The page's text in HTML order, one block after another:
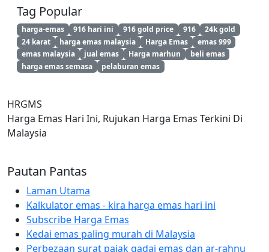
Tag Popular
harga-emas 916 hari ini 916 gold price 916
24k gold
24 karat
harga emas malaysia Harga Emas
emas 999
emas malaysia
jual emas Harga marhun
beli emas
harga emas semasa
pelaburan emas
HRGMS
Harga Emas Hari Ini, Rujukan Harga Emas Terkini Di
Malaysia
Pautan Pantas
Laman Utama
Kalkulator emas - kira harga emas hari ini
Subscribe Harga Emas
Kedai emas paling murah di Malaysia
Perbezaan surat pajak gadai emas dan ar-rahnu